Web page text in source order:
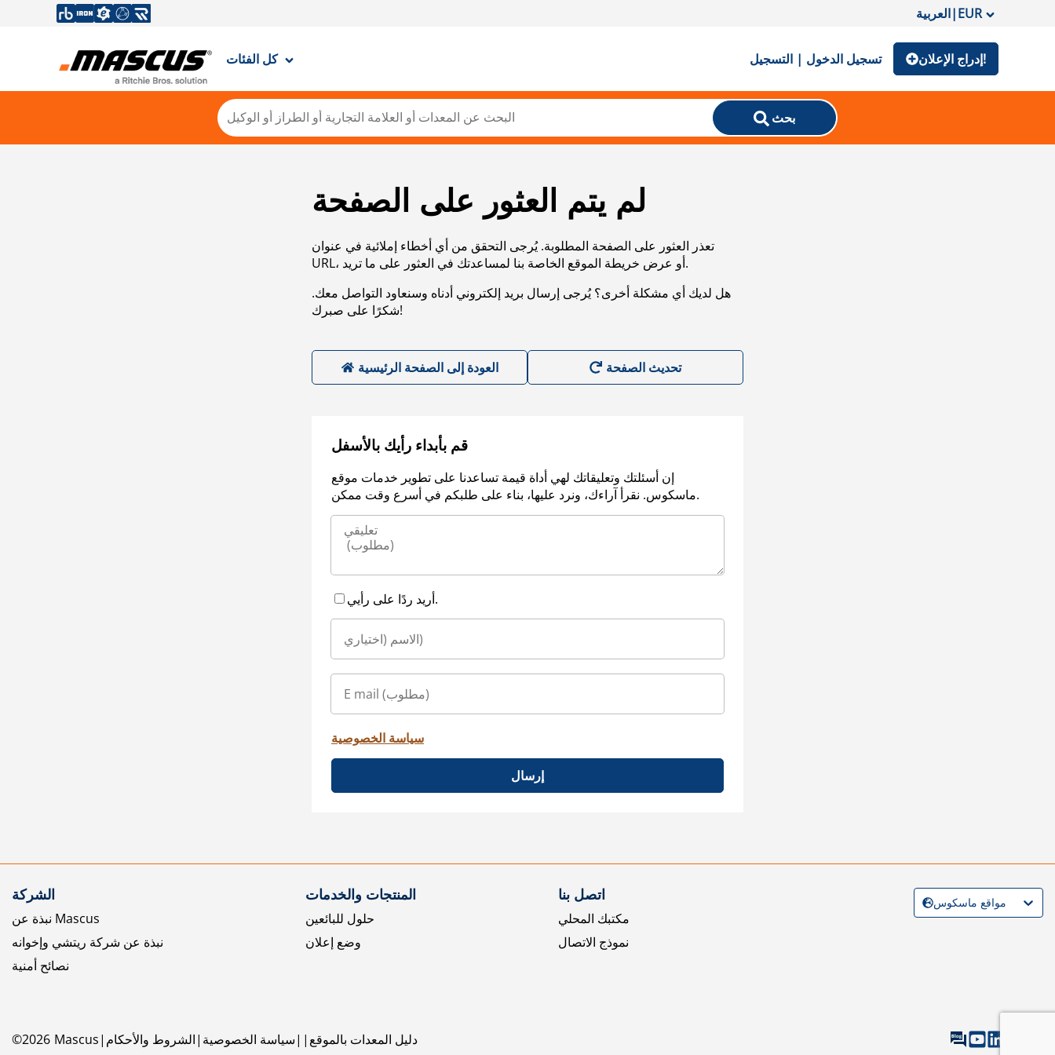
العربية|EUR
كل الفئات تسجيل الدخول | التسجيل إدراج الإعلان!
بحث
لم يتم العثور على الصفحة
تعذر العثور على الصفحة المطلوبة. يُرجى التحقق من أي أخطاء إملائية في عنوان
URL، أو عرض خريطة الموقع الخاصة بنا لمساعدتك في العثور على ما تريد.
هل لديك أي مشكلة أخرى؟ يُرجى إرسال بريد إلكتروني أدناه وسنعاود التواصل معك.
شكرًا على صبرك!
العودة إلى الصفحة الرئيسية
قم بأبداء رأيك بالأسفل
إن أسئلتك وتعليقاتك لهي أداة قيمة تساعدنا على تطوير خدمات موقع
ماسكوس. نقرأ آراءك، ونرد عليها، بناء على طلبكم في أسرع وقت ممكن.
أريد ردًا على رأيي.
سياسة الخصوصية
إرسال
الشركة
نبذة عن Mascus
نبذة عن شركة ريتشي وإخوانه
نصائح أمنية
المنتجات والخدمات
حلول للبائعين
وضع إعلان
اتصل بنا
مكتبك المحلي
نموذج الاتصال
©2026 Mascus الشروط والأحكام سياسة الخصوصية دليل المعدات بالموقع
مواقع ماسكوس